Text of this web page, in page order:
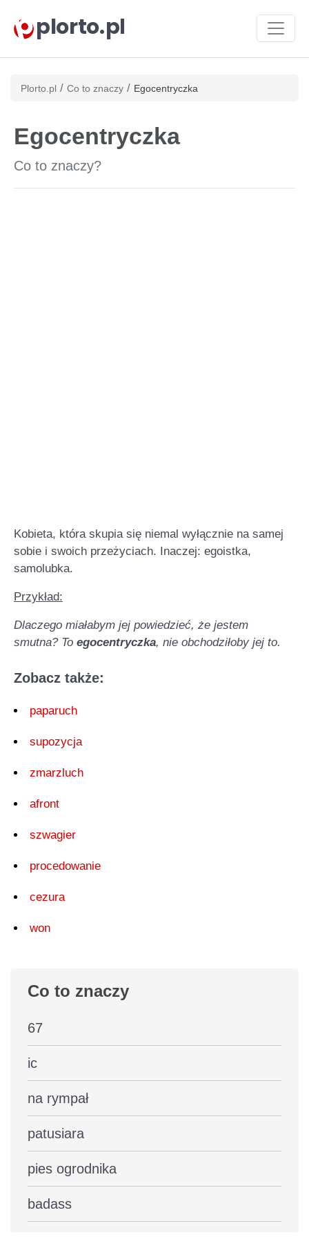
plorto.pl
Plorto.pl / Co to znaczy / Egocentryczka
Egocentryczka
Co to znaczy?
Kobieta, która skupia się niemal wyłącznie na samej
sobie i swoich przeżyciach. Inaczej: egoistka,
samolubka.
Przykład:
Dlaczego miałabym jej powiedzieć, że jestem
smutna? To egocentryczka, nie obchodziłoby jej to.
Zobacz także:
paparuch
supozycja
zmarzluch
afront
szwagier
procedowanie
cezura
won
Co to znaczy
67
ic
na rympał
patusiara
pies ogrodnika
badass